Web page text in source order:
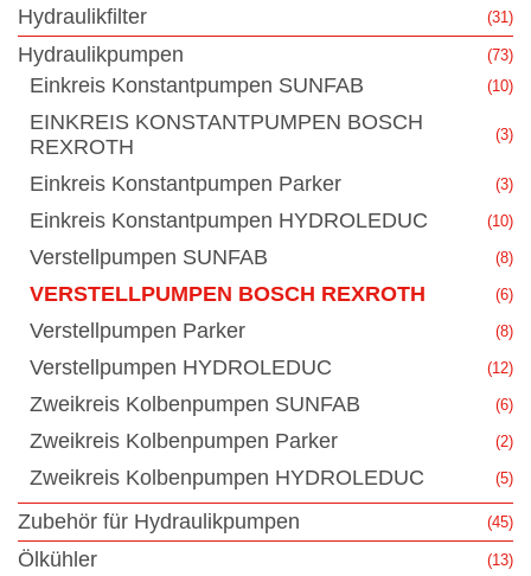
Hydraulikfilter (31)
Hydraulikpumpen (73)
Einkreis Konstantpumpen SUNFAB (10)
EINKREIS KONSTANTPUMPEN BOSCH
REXROTH
(3)
Einkreis Konstantpumpen Parker (3)
Einkreis Konstantpumpen HYDROLEDUC (10)
Verstellpumpen SUNFAB (8)
VERSTELLPUMPEN BOSCH REXROTH (6)
Verstellpumpen Parker (8)
Verstellpumpen HYDROLEDUC (12)
Zweikreis Kolbenpumpen SUNFAB (6)
Zweikreis Kolbenpumpen Parker (2)
Zweikreis Kolbenpumpen HYDROLEDUC (5)
Zubehör für Hydraulikpumpen (45)
Ölkühler (13)